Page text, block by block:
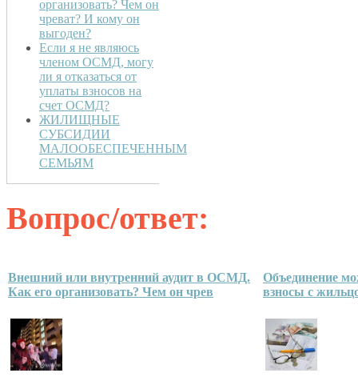
организовать? Чем он
чреват? И кому он
выгоден?
Если я не являюсь
членом ОСМД, могу
ли я отказаться от
уплаты взносов на
счет ОСМД?
ЖИЛИЩНЫЕ
СУБСИДИИ
МАЛООБЕСПЕЧЕННЫМ
СЕМЬЯМ
Вопрос/ответ:
Внешний или внутренний аудит в ОСМД.
Как его организовать? Чем он чрев
Объединение
взносы с